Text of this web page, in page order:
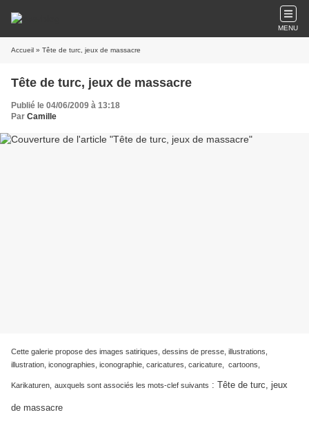
MENU
Accueil » Tête de turc, jeux de massacre
Tête de turc, jeux de massacre
Publié le 04/06/2009 à 13:18
Par Camille
Cette galerie propose des images satiriques, dessins de presse, illustrations,
illustration, iconographies, iconographie, caricatures, caricature, cartoons,
Karikaturen, auxquels sont associés les mots-clef suivants : Tête de turc, jeux
de massacre